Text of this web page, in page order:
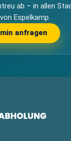
ab – in allen
Espelkamp.
anfragen